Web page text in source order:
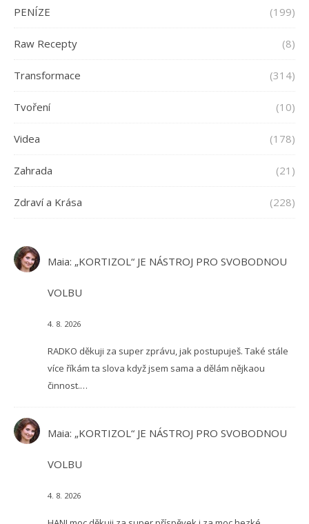
PENÍZE (199)
Raw Recepty (8)
Transformace (314)
Tvoření (10)
Videa (178)
Zahrada (21)
Zdraví a Krása (228)
Maia: „KORTIZOL“ JE NÁSTROJ PRO SVOBODNOU
VOLBU
4. 8. 2026
RADKO děkuji za super zprávu, jak postupuješ. Také stále
více říkám ta slova když jsem sama a dělám nějkaou
činnost.…
Maia: „KORTIZOL“ JE NÁSTROJ PRO SVOBODNOU
VOLBU
4. 8. 2026